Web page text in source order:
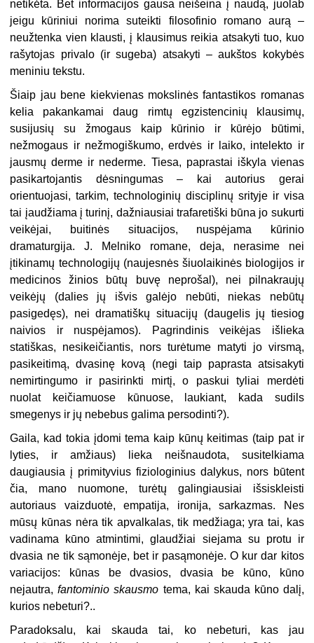
netikėta. Bet informacijos gausa neišeina į naudą, juolab
jeigu kūriniui norima suteikti filosofinio romano aurą –
neužtenka vien klausti, į klausimus reikia atsakyti tuo, kuo
rašytojas privalo (ir sugeba) atsakyti – aukštos kokybės
meniniu tekstu.
Šiaip jau bene kiekvienas mokslinės fantastikos romanas
kelia pakankamai daug rimtų egzistencinių klausimų,
susijusių su žmogaus kaip kūrinio ir kūrėjo būtimi,
nežmogaus ir nežmogiškumo, erdvės ir laiko, intelekto ir
jausmų derme ir nederme. Tiesa, paprastai iškyla vienas
pasikartojantis dėsningumas – kai autorius gerai
orientuojasi, tarkim, technologinių disciplinų srityje ir visa
tai įaudžiama į turinį, dažniausiai trafaretiški būna jo sukurti
veikėjai, buitinės situacijos, nuspėjama kūrinio
dramaturgija. J. Melniko romane, deja, nerasime nei
įtikinamų technologijų (naujesnės šiuolaikinės biologijos ir
medicinos žinios būtų buvę neprošal), nei pilnakraujų
veikėjų (dalies jų išvis galėjo nebūti, niekas nebūtų
pasigedęs), nei dramatiškų situacijų (daugelis jų tiesiog
naivios ir nuspėjamos). Pagrindinis veikėjas išlieka
statiškas, nesikeičiantis, nors turėtume matyti jo virsmą,
pasikeitimą, dvasinę kovą (negi taip paprasta atsisakyti
nemirtingumo ir pasirinkti mirtį, o paskui tyliai merdėti
nuolat keičiamuose kūnuose, laukiant, kada sudils
smegenys ir jų nebebus galima persodinti?).
Gaila, kad tokia įdomi tema kaip kūnų keitimas (taip pat ir
lyties, ir amžiaus) lieka neišnaudota, susitelkiama
daugiausia į primityvius fiziologinius dalykus, nors būtent
čia, mano nuomone, turėtų galingiausiai išsiskleisti
autoriaus vaizduotė, empatija, ironija, sarkazmas. Nes
mūsų kūnas nėra tik apvalkalas, tik medžiaga; yra tai, kas
vadinama kūno atmintimi, glaudžiai siejama su protu ir
dvasia ne tik sąmonėje, bet ir pasąmonėje. O kur dar kitos
variacijos: kūnas be dvasios, dvasia be kūno, kūno
nejautra,fantominio skausmo tema, kai skauda kūno dalį,
kurios nebeturi?..
Paradoksalu, kai skauda tai, ko nebeturi, kas jau